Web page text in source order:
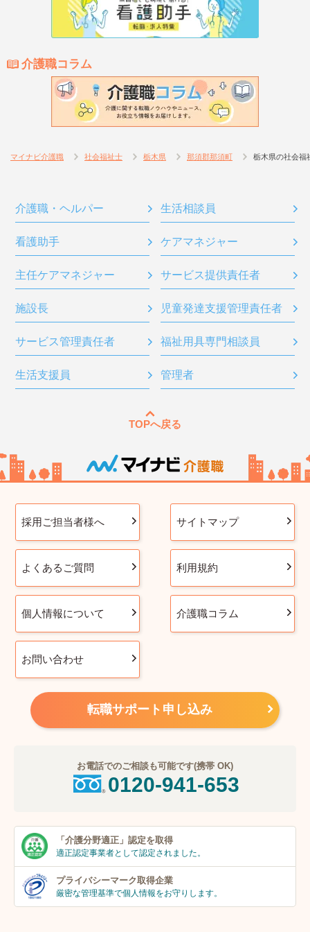
介護職コラム
マイナビ介護職 社会福祉士 栃木県 那須郡那須町 栃木県の社会福
介護職・ヘルパー 生活相談員
看護助手 ケアマネジャー
主任ケアマネジャー サービス提供責任者
施設長 児童発達支援管理責任者
サービス管理責任者 福祉用具専門相談員
生活支援員 管理者
TOPへ戻る
採用ご担当者様へ サイトマップ
よくあるご質問 利用規約
個人情報について 介護職コラム
お問い合わせ
転職サポート申し込み
お電話でのご相談も可能です(携帯 OK)
0120-941-653
「介護分野適正」 認定を取得
適正認定事業者として認定されました。
プライバシーマーク取得企業
厳密な管理基準で個人情報をお守りします。